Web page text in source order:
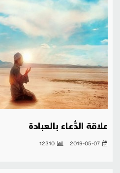
علاقة الدُّعاء بالعبادة
2019-05-07
12310